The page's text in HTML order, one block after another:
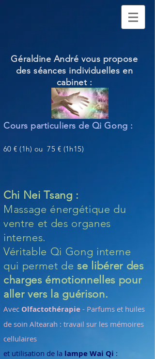
Géraldine André vous propose
des séances individuelles en
cabinet :
Cours particuliers de Qi Gong :
60 € (1h) ou 75 € (1h15)
Chi Nei Tsang :
Massage énergétique du
ventre et des organes
internes.
Véritable Qi Gong interne
qui permet dese libérer des
charges émotionnelles pour
aller vers la guérison.
Avec Olfactothérapie - Parfums et huiles
de soin Altearah : travail sur les mémoires
cellulaires
et utilisation de la lampe Wai Qi :